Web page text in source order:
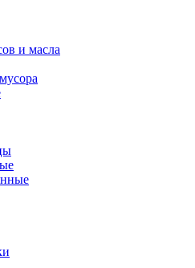
и масла